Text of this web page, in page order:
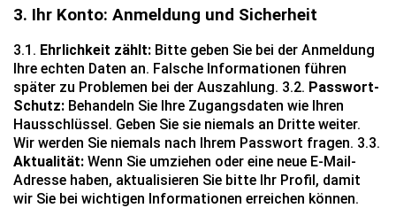
3. Ihr Konto: Anmeldung und Sicherheit
3.1. Ehrlichkeit zählt: Bitte geben Sie bei der Anmeldung
Ihre echten Daten an. Falsche Informationen führen
später zu Problemen bei der Auszahlung. 3.2. Passwort-
Schutz: Behandeln Sie Ihre Zugangsdaten wie Ihren
Hausschlüssel. Geben Sie sie niemals an Dritte weiter.
Wir werden Sie niemals nach Ihrem Passwort fragen. 3.3.
Aktualität: Wenn Sie umziehen oder eine neue E-Mail-
Adresse haben, aktualisieren Sie bitte Ihr Profil, damit
wir Sie bei wichtigen Informationen erreichen können.